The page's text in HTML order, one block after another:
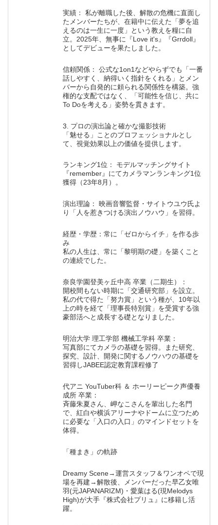
実績： 私が離職した後、解散の危機に直面し
たメンバーたちが、在籍中に伝えた「夢を追
えるのは一生に一度」という教えを糧に自
立。2025年、無事に『Love it's』『Grrdoll』
としてデビューを果たしました。
信頼関係： 公式な1on1などやらずでも「一番
話しやすく、納得いく指針をくれる」とメン
バーから自発的に頼られる関係性を構築。強
権的な支配ではなく、「可能性を信じ、共に
To Doを考える」姿勢を貫きます。
3. プロの演出論と確かな撮影技術
「魅せる」ことのプロフェッショナルとし
て、視覚効果以上の価値を提供します。
ランキング1位： モデルマッチングサイト
『remember』にてカメラマンランキング1位
獲得（23年8月）。
演出理論： 映画音響監督・サイトウユウ氏よ
り「人を惹きつける演出ノウハウ」を習得。
経歴・学歴：常に「ゼロからイチ」を作る歩
み
私の人生は、常に「黎明期の礎」を築くこと
の連続でした。
奈良学園登美ヶ丘中高 卒業（二期生）：
開校間もない時期に「交通研究部」を設立。
私の代で得た「努力賞」という種が、10年以
上の時を経て「理事長特別賞」を受賞する強
豪部活へと成長する礎となりました。
明治大学 理工学部 機械工学科 卒業：
写真部にてカメラの基礎を習得。また研究、
探究、設計、開発に関するノウハウの基礎を
習得しJABEE認定教育課程修了
代アニ YouTuber科 ＆ ホーリーピーク声優養
成所 卒業：
斉藤朱夏さん、岬なこさんを輩出した名門
で、紅白や横浜アリーナやドームに立つため
に必要な「入口の入口」のマインドセットを
体得。
「種まき」の軌跡
Dreamy Scene→運営スタッフ＆ワンオペで現
場を再建→解散後、メンバーだった早乙女唯
羽(元JAPANARIZM)・愛葉はる(現Melodys
High)が大手『株式会社プリュ』に移籍し活
躍。